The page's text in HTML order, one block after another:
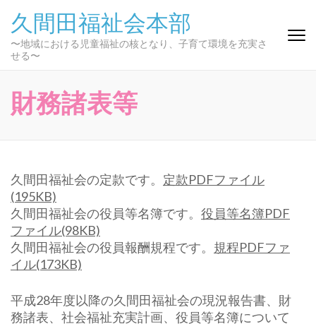
テ
ン
ス
(Enter
を
押
す)
久間田福祉会本部
〜地域における児童福祉の核となり、子育て環境を充実さ
せる〜
財務諸表等
久間田福祉会の定款です。 定款PDFファイル
(195KB)
久間田福祉会の役員等名簿です。 役員等名簿PDF
ファイル(98KB)
久間田福祉会の役員報酬規程です。 規程PDFファ
イル(173KB)
平成28年度以降の久間田福祉会の現況報告書、財
務諸表、社会福祉充実計画、役員等名簿について